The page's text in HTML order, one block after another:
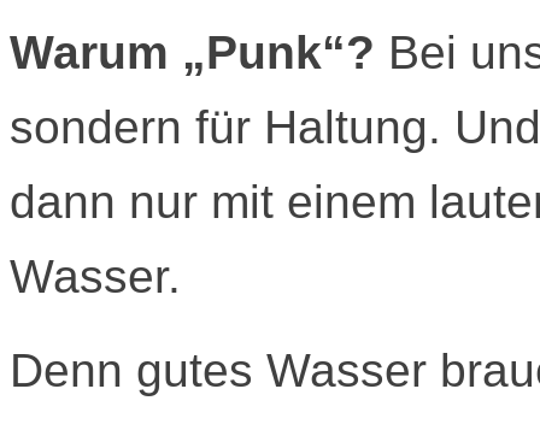
Warum „Punk“? Bei
sondern für Haltung.
dann nur mit einem
Wasser.
Denn gutes Wasser